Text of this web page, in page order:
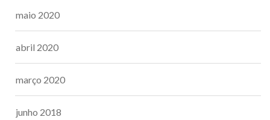
maio 2020
abril 2020
março 2020
junho 2018